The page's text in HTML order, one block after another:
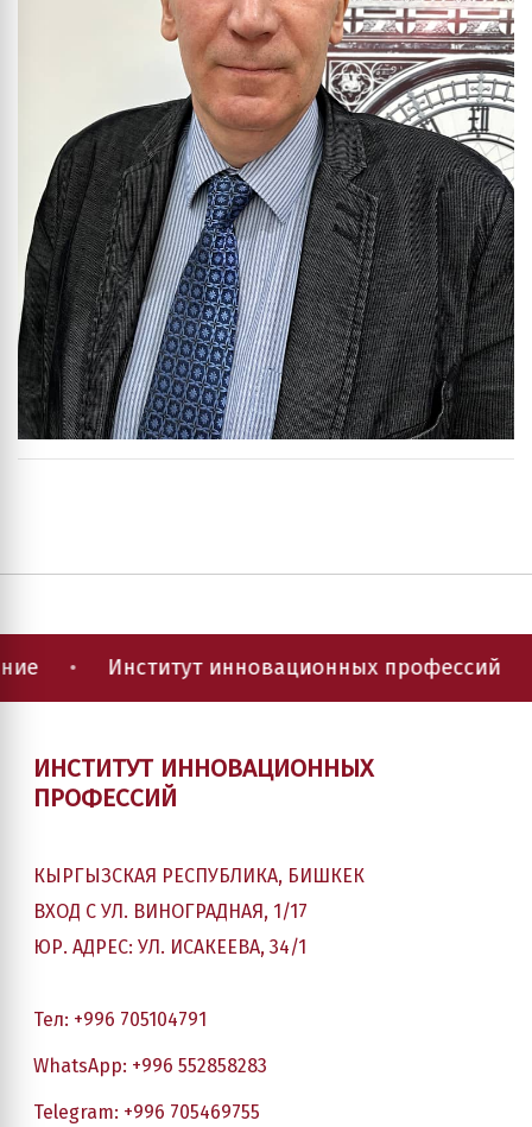
• Институт инновационных профессий •
ИНСТИТУТ ИННОВАЦИОННЫХ
ПРОФЕССИЙ
КЫРГЫЗСКАЯ РЕСПУБЛИКА, БИШКЕК
ВХОД С УЛ. ВИНОГРАДНАЯ, 1/17
ЮР. АДРЕС: УЛ. ИСАКЕЕВА, 34/1
Тел: +996 705104791
WhatsApp: +996 552858283
Telegram: +996 705469755